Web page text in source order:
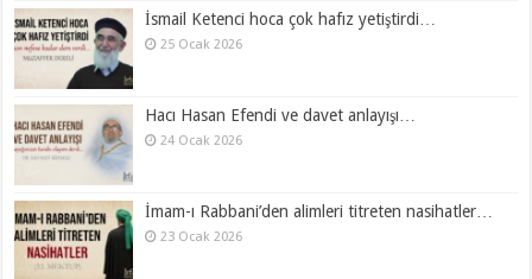
İsmail Ketenci hoca çok hafız yetiştirdi…
25 Ocak 2026
Hacı Hasan Efendi ve davet anlayışı…
24 Ocak 2026
İmam-ı Rabbani’den alimleri titreten nasihatler…
23 Ocak 2026